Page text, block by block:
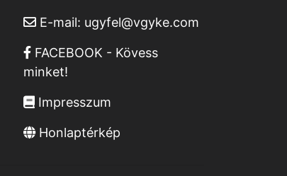
E-mail: ugyfel@vgyke.com
FACEBOOK - Kövess
minket!
Impresszum
Honlaptérkép